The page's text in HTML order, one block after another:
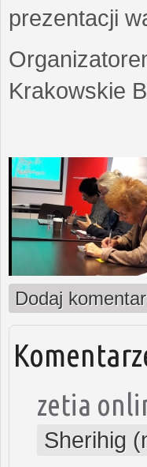
prezentacji
Krakowskie
Dodaj
zetia
Sherihig